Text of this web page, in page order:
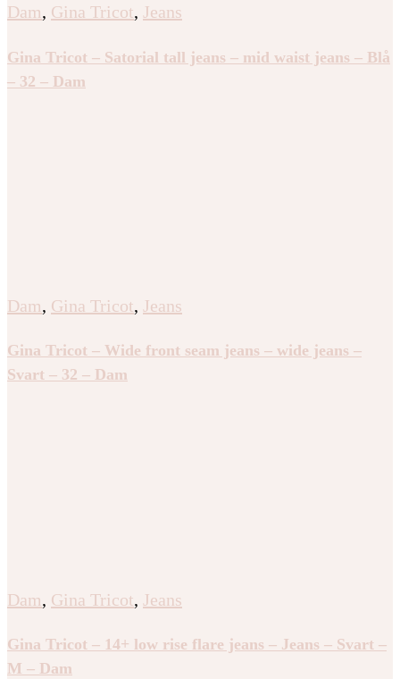
Dam, Gina Tricot, Jeans
Gina Tricot – Satorial tall jeans – mid waist jeans – Blå
– 32 – Dam
Dam, Gina Tricot, Jeans
Gina Tricot – Wide front seam jeans – wide jeans –
Svart – 32 – Dam
Dam, Gina Tricot, Jeans
Gina Tricot – 14+ low rise flare jeans – Jeans – Svart –
M – Dam